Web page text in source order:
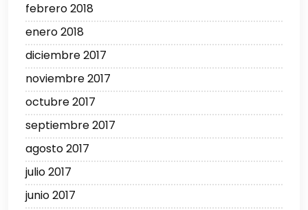
febrero 2018
enero 2018
diciembre 2017
noviembre 2017
octubre 2017
septiembre 2017
agosto 2017
julio 2017
junio 2017